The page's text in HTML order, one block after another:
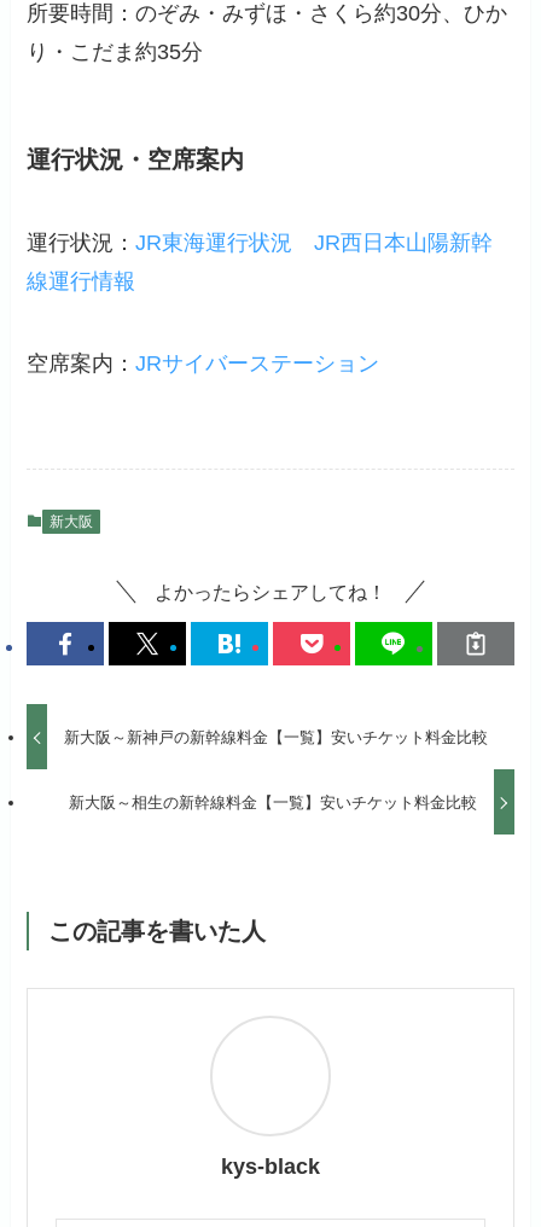
所要時間：のぞみ・みずほ・さくら約30分、ひか
り・こだま約35分
運行状況・空席案内
運行状況：JR東海運行状況
JR西日本山陽新幹
線運行情報
空席案内：JRサイバーステーション
新大阪
よかったらシェアしてね！
新大阪～新神戸の新幹線料金【一覧】安いチケット料金比較
新大阪～相生の新幹線料金【一覧】安いチケット料金比較
この記事を書いた人
kys-black